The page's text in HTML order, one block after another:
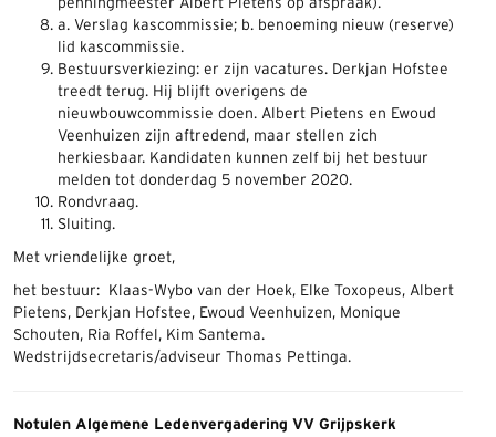
penningmeester Albert Pietens op afspraak).
a. Verslag kascommissie; b. benoeming nieuw (reserve)
lid kascommissie.
Bestuursverkiezing: er zijn vacatures. Derkjan Hofstee
treedt terug. Hij blijft overigens de
nieuwbouwcommissie doen. Albert Pietens en Ewoud
Veenhuizen zijn aftredend, maar stellen zich
herkiesbaar. Kandidaten kunnen zelf bij het bestuur
melden tot donderdag 5 november 2020.
Rondvraag.
Sluiting.
Met vriendelijke groet,
het bestuur: Klaas-Wybo van der Hoek, Elke Toxopeus, Albert
Pietens, Derkjan Hofstee, Ewoud Veenhuizen, Monique
Schouten, Ria Roffel, Kim Santema.
Wedstrijdsecretaris/adviseur Thomas Pettinga.
Notulen Algemene Ledenvergadering VV Grijpskerk